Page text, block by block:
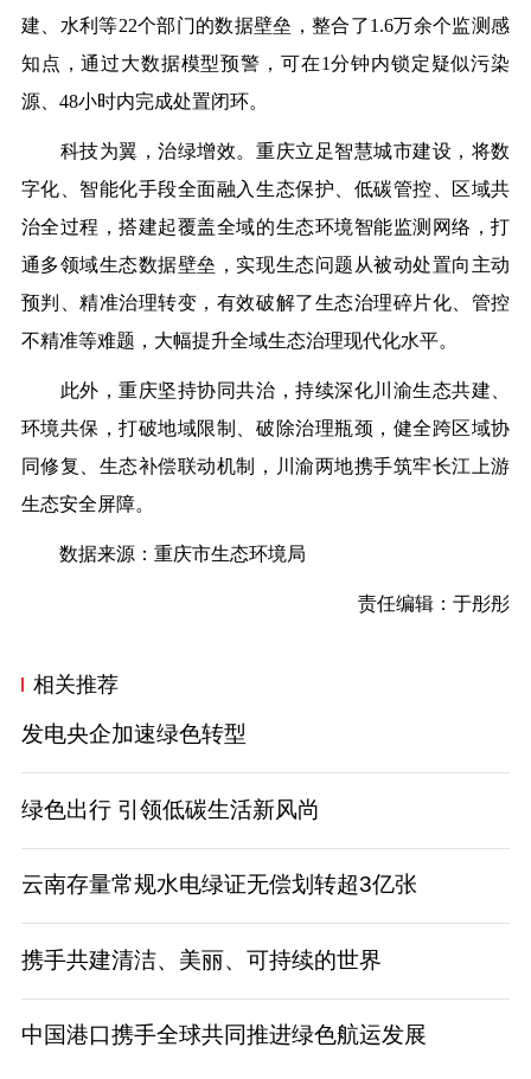
建、水利等22个部门的数据壁垒，整合了1.6万余个监测感
知点，通过大数据模型预警，可在1分钟内锁定疑似污染
源、48小时内完成处置闭环。
科技为翼，治绿增效。重庆立足智慧城市建设，将数
字化、智能化手段全面融入生态保护、低碳管控、区域共
治全过程，搭建起覆盖全域的生态环境智能监测网络，打
通多领域生态数据壁垒，实现生态问题从被动处置向主动
预判、精准治理转变，有效破解了生态治理碎片化、管控
不精准等难题，大幅提升全域生态治理现代化水平。
此外，重庆坚持协同共治，持续深化川渝生态共建、
环境共保，打破地域限制、破除治理瓶颈，健全跨区域协
同修复、生态补偿联动机制，川渝两地携手筑牢长江上游
生态安全屏障。
数据来源：重庆市生态环境局
责任编辑：于彤彤
相关推荐
发电央企加速绿色转型
绿色出行 引领低碳生活新风尚
云南存量常规水电绿证无偿划转超3亿张
携手共建清洁、美丽、可持续的世界
中国港口携手全球共同推进绿色航运发展